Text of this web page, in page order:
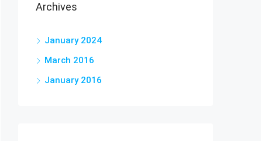
Archives
January 2024
March 2016
January 2016